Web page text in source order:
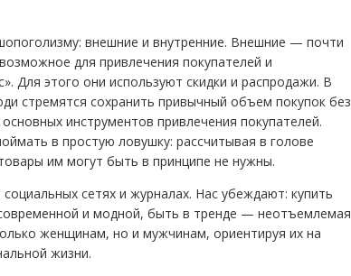
внешние и внутренние. Внешние — почти
для привлечения покупателей и
Для этого они используют скидки и распродажи. В
стремятся сохранить привычный объем покупок без
инструментов привлечения покупателей.
в простую ловушку: рассчитывая в голове
им могут быть в принципе не нужны.
сетях и журналах. Нас убеждают: купить
и модной, быть в тренде — неотъемлемая
женщинам, но и мужчинам, ориентируя их на
жизни.